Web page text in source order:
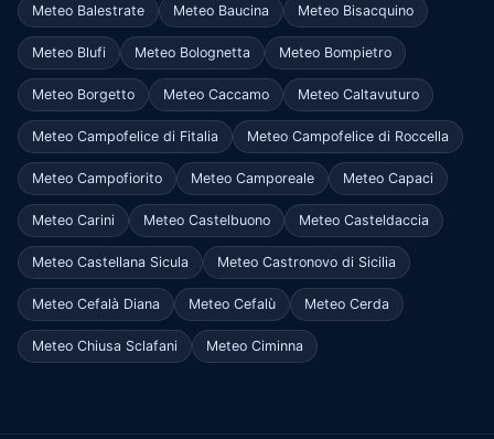
Meteo Balestrate Meteo Baucina Meteo Bisacquino
Meteo Blufi Meteo Bolognetta Meteo Bompietro
Meteo Borgetto Meteo Caccamo Meteo Caltavuturo
Meteo Campofelice di Fitalia Meteo Campofelice di Roccella
Meteo Campofiorito Meteo Camporeale Meteo Capaci
Meteo Carini Meteo Castelbuono Meteo Casteldaccia
Meteo Castellana Sicula Meteo Castronovo di Sicilia
Meteo Cefalà Diana Meteo Cefalù Meteo Cerda
Meteo Chiusa Sclafani Meteo Ciminna